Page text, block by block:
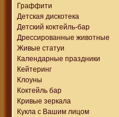
Граффити
Детская дискотека
Детский коктейль-бар
Дрессированные животные
Живые статуи
Календарные праздники
Кейтеринг
Клоуны
Коктейль бар
Кривые зеркала
Кукла с Вашим лицом